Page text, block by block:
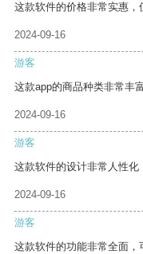
这款软件的价格非常实惠，
2024-09-16
游客
这款app的商品种类非常丰
2024-09-16
游客
这款软件的设计非常人性化
2024-09-16
游客
这款软件的功能非常全面，